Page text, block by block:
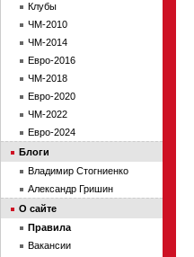
Клубы
ЧМ-2010
ЧМ-2014
Евро-2016
ЧМ-2018
Евро-2020
ЧМ-2022
Евро-2024
Блоги
Владимир Стогниенко
Александр Гришин
О сайте
Правила
Вакансии